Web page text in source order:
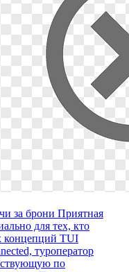
за брони Приятная
для тех, кто
концепций TUI
туроператор
по